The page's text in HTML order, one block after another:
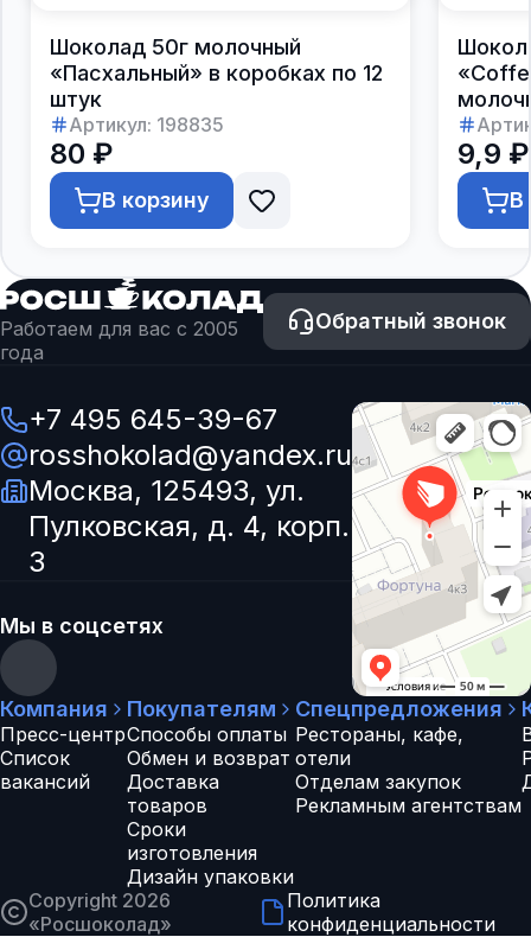
Шоколад 50г молочный
«Пасхальный» в коробках по 12
штук
Артикул: 198835
80 ₽
В корзину
9,9 ₽
В
Работаем для вас с 2005
года
Обратный звонок
+7 495 645-39-67
rosshokolad@yandex.ru
Москва, 125493, ул.
Пулковская, д. 4, корп.
3
Мы в соцсетях
Компания
Пресс-центр
Список
вакансий
Покупателям
Способы оплаты
Обмен и возврат
Доставка
товаров
Сроки
изготовления
Дизайн упаковки
Спецпредложения
Рестораны, кафе,
отели
Отделам закупок
Рекламным агентствам
Copyright 2026
«Росшоколад»
Политика
конфиденциальности